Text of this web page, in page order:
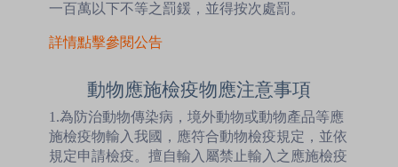
一百萬以下不等之罰鍰，並得按次處罰。
詳情點擊參閱公告
動物應施檢疫物應注意事項
1.為防治動物傳染病，境外動物或動物產品等應
施檢疫物輸入我國，應符合動物檢疫規定，並依
規定申請檢疫。擅自輸入屬禁止輸入之應施檢疫